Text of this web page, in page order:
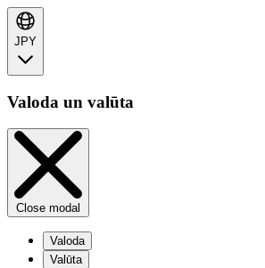
JPY
Valoda un valūta
Close modal
Valoda
Valūta